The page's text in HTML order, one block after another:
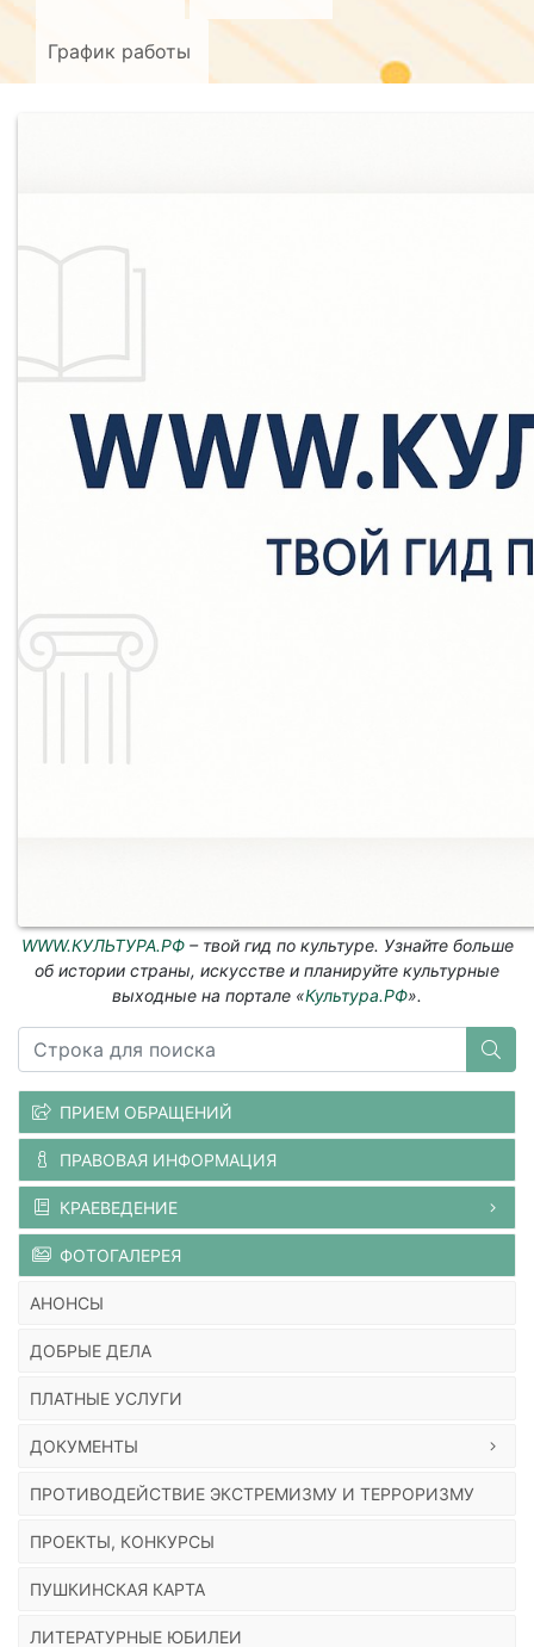
График работы
WWW.КУЛЬТУРА.РФ– твой гид по культуре. Узнайте больше
об истории страны, искусстве и планируйте культурные
выходные на портале «Культура.РФ».
ПРИЕМ ОБРАЩЕНИЙ
ПРАВОВАЯ ИНФОРМАЦИЯ
КРАЕВЕДЕНИЕ
ФОТОГАЛЕРЕЯ
АНОНСЫ
ДОБРЫЕ ДЕЛА
ПЛАТНЫЕ УСЛУГИ
ДОКУМЕНТЫ
ПРОТИВОДЕЙСТВИЕ ЭКСТРЕМИЗМУ И ТЕРРОРИЗМУ
ПРОЕКТЫ, КОНКУРСЫ
ПУШКИНСКАЯ КАРТА
ЛИТЕРАТУРНЫЕ ЮБИЛЕИ